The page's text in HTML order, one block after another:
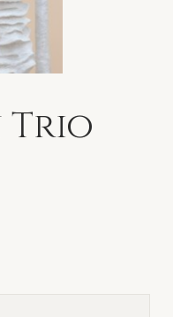
Trio